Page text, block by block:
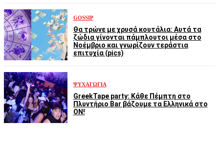
GOSSIP
Θα τρώνε με χρυσά κουτάλια: Αυτά τα
ζώδια γίνονται πάμπλουτοι μέσα στο
Νοέμβριο και γνωρίζουν τεράστια
επιτυχία (pics)
ΨΥΧΑΓΩΓΊΑ
GreekTape party: Κάθε Πέμπτη στο
Πλυντήριο Bar βάζουμε τα Ελληνικά στο
ON!